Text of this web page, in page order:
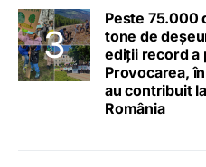
Peste 75.000
tone de
ediții record a
Provocarea,
au contribuit
România